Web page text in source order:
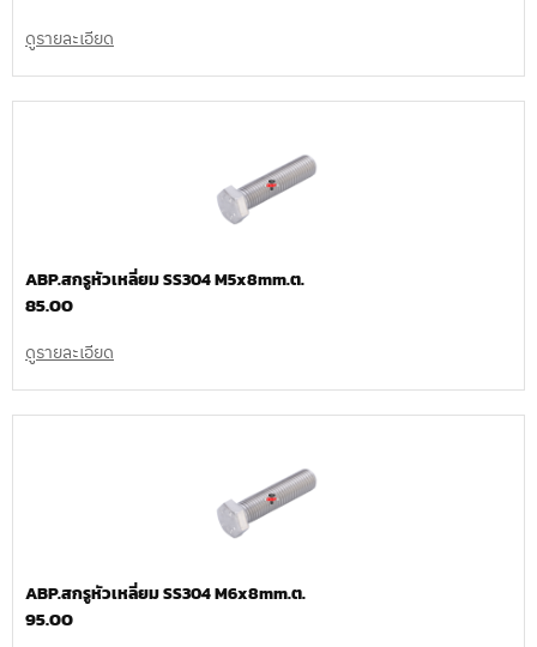
ดูรายละเอียด
ABP.สกรูหัวเหลี่ยม SS304 M5x8mm.ต.
85.00
ดูรายละเอียด
ABP.สกรูหัวเหลี่ยม SS304 M6x8mm.ต.
95.00